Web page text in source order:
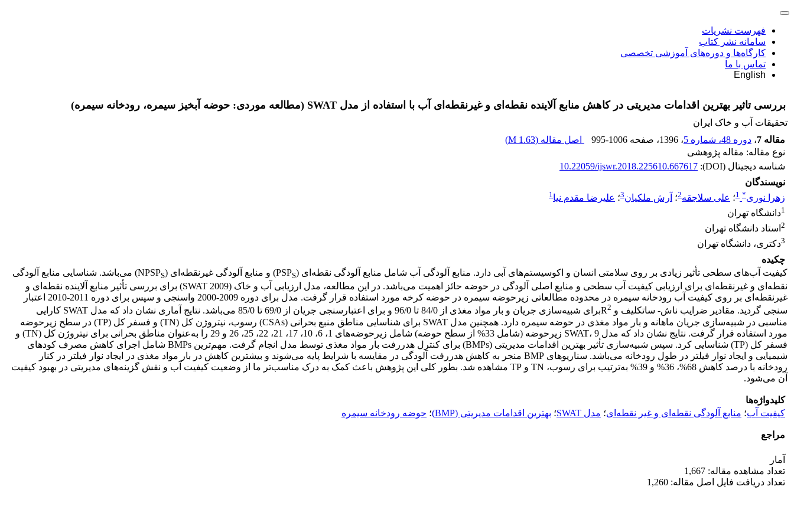
فهرست نشریات
سامانه نشر کتاب
کارگاه‌ها و دوره‌های آموزشی تخصصی
تماس با ما
English
بررسی تاثیر بهترین اقدامات مدیریتی در کاهش منابع آلاینده نقطه‌ای و غیرنقطه‌ای آب با استفاده از مدل SWAT (مطالعه موردی: حوضه آبخیز سیمره، رودخانه سیمره)
تحقیقات آب و خاک ایران
مقاله 7
، دوره 48، شماره 5 ، 1396 ، صفحه 995-1006 اصل مقاله (1.63 M
)
نوع مقاله: مقاله پژوهشی
شناسه دیجیتال (DOI):
10.22059/ijswr.2018.225610.667617
نویسندگان
زهرا نوری*
1؛ علی سلاجقه2؛ آرش ملکیان3؛ علیرضا مقدم نیا1
1دانشگاه تهران
2 استاد دانشگاه تهران
3دکتری، دانشگاه تهران
چکیده
کیفیت آب‌های سطحی تأثیر زیادی بر روی سلامتی انسان و اکوسیستم‌های آبی دارد. منابع آلودگی آب شامل منابع آلودگی نقطه‌ای (PSPS ) و منابع آلودگی غیرنقطه‌ای (NPSPS
) می‌باشد. شناسایی منابع آلودگی
نقطه‌ای و غیرنقطه‌ای برای ارزیابی کیفیت آب سطحی و منابع اصلی آلودگی در حوضه حائز اهمیت می‌باشد. در این مطالعه، مدل ارزیابی آب و خاک (SWAT 2009) برای بررسی تأثیر منابع آلاینده نقطه‌ای و
غیرنقطه‌ای بر روی کیفیت آب رودخانه سیمره در محدوده مطالعاتی زیرحوضه سیمره در حوضه کرخه مورد استفاده قرار گرفت. مدل برای دوره 2009-2000 واسنجی و سپس برای دوره 2011-2010 اعتبار
سنجی گردید. مقادیر ضرایب ناش- ساتکلیف و R 2
برای شبیه‌سازی جریان و بار مواد مغذی از 84/0 تا 96/0 و برای اعتبارسنجی جریان از 69/0 تا 85/0 می‌باشد. نتایج آماری نشان داد که مدل SWAT کارایی
مناسبی در شبیه‌سازی جریان ماهانه و بار مواد مغذی در حوضه سیمره دارد. همچنین مدل SWAT برای شناسایی مناطق منبع بحرانی (CSAs) رسوب، نیتروژن کل (TN) و فسفر کل (TP) در سطح زیرحوضه
مورد استفاده قرار گرفت. نتایج نشان داد که مدل SWAT، 9 زیرحوضه (شامل 33% از سطح حوضه) شامل زیرحوضه‌های 1، 6، 10، 17، 21، 22، 25، 26 و 29 را به‌عنوان مناطق بحرانی برای نیتروژن کل (TN) و
فسفر کل (TP) شناسایی کرد. سپس شبیه‌سازی تأثیر بهترین اقدامات مدیریتی (BMPs) برای کنترل هدررفت بار مواد مغذی توسط مدل انجام گرفت. مهم‌ترین BMPs شامل اجرای کاهش مصرف کودهای
شیمیایی و ایجاد نوار فیلتر در طول رودخانه می‌باشد. سناریوهای BMP منجر به کاهش هدررفت آلودگی در مقایسه با شرایط پایه می‌شوند و بیشترین کاهش در بار مواد مغذی در ایجاد نوار فیلتر در کنار
رودخانه با درصد کاهش 68%، 36% و 39% به‌ترتیب برای رسوب، TN و TP مشاهده شد. بطور کلی این پژوهش باعث کمک به درک مناسب‌تر ما از وضعیت کیفیت آب و نقش گزینه‌های مدیریتی در بهبود کیفیت
آن می‌شود.
کلیدواژه‌ها
کیفیت آب؛ منابع آلودگی نقطه‌ای و غیر نقطه‌ای؛ مدل SWAT ؛ بهترین اقدامات مدیریتی (BMP) ؛ حوضه رودخانه سیمره
مراجع
آمار
تعداد مشاهده مقاله: 1,667
تعداد دریافت فایل اصل مقاله: 1,260